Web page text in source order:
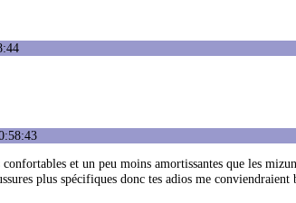
et un peu moins amortissantes que les
plus spécifiques donc tes adios me conviendraient